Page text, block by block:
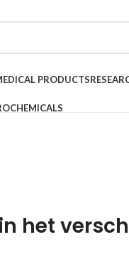
PRODUCTS
het